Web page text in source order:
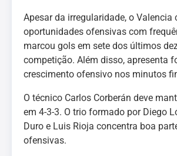
Apesar da irregularidade, o Valencia
oportunidades ofensivas com
marcou gols em sete dos últimos
competição. Além disso, apresenta
crescimento ofensivo nos minutos
O técnico Carlos Corberán deve
em 4-3-3. O trio formado por Diego
Duro e Luis Rioja concentra boa
ofensivas.